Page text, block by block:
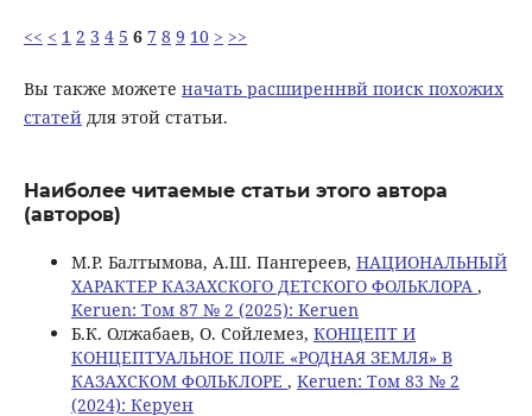
<< < 1 2 3 4 5 6 7 8 9 10 > >>
Вы также можете начать расширеннвй поиск похожих
статейдля этой статьи.
Наиболее читаемые статьи этого автора
(авторов)
М.Р. Балтымова, А.Ш. Пангереев, НАЦИОНАЛЬНЫЙ
ХАРАКТЕР КАЗАХСКОГО ДЕТСКОГО ФОЛЬКЛОРА ,
Keruen: Том 87 № 2 (2025): Keruen
Б.К. Олжабаев, О. Сойлемез, КОНЦЕПТ И
КОНЦЕПТУАЛЬНОЕ ПОЛЕ «РОДНАЯ ЗЕМЛЯ» В
КАЗАХСКОМ ФОЛЬКЛОРЕ , Keruen: Том 83 № 2
(2024): Керуен